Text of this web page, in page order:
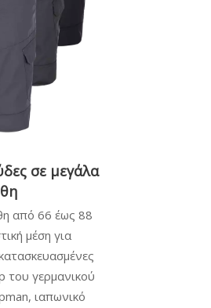
σε μεγάλα
από 66 έως 88
μέση για
γερμανικού
ιαπωνικό